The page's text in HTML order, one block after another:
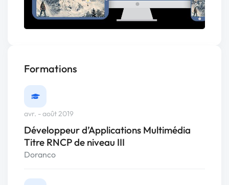
Formations
avr. - août 2019
Développeur d’Applications Multimédia
Titre RNCP de niveau III
Doranco